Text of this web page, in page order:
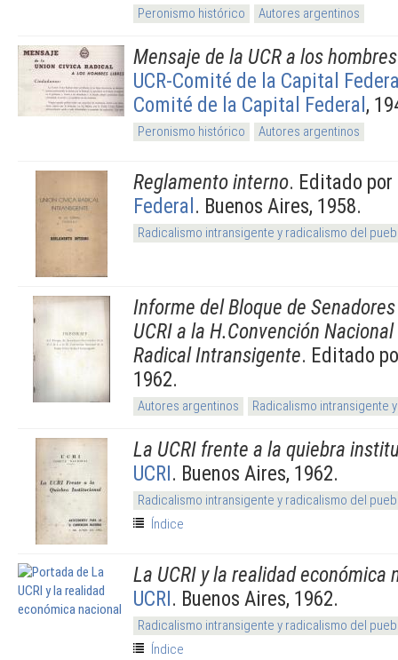
Peronismo histórico Autores argentinos
Mensaje de la UCR a los
UCR-Comité de la Capital
Comité de la Capital Federal,
Peronismo histórico Autores argentinos
Reglamento interno. Editado por
Federal. Buenos Aires, 1958.
Radicalismo intransigente y radicalismo del
Informe del Bloque de
UCRI a la H.Convención
Radical Intransigente. Editado
1962.
Autores argentinos Radicalismo intransigente
La UCRI frente a la quiebra
UCRI. Buenos Aires, 1962.
Radicalismo intransigente y radicalismo del
Índice
La UCRI y la realidad económica
UCRI. Buenos Aires, 1962.
Radicalismo intransigente y radicalismo del
Índice